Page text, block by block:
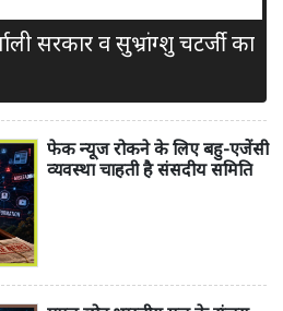
सरकार व सुभ्रांग्शु चटर्जी का
फेक न्यूज रोकने के लिए बहु-एजेंसी
व्यवस्था चाहती है संसदीय समिति